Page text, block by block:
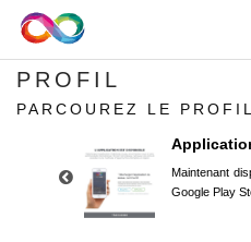
PROFIL
PARCOUREZ LE
Maintenant
Google Play